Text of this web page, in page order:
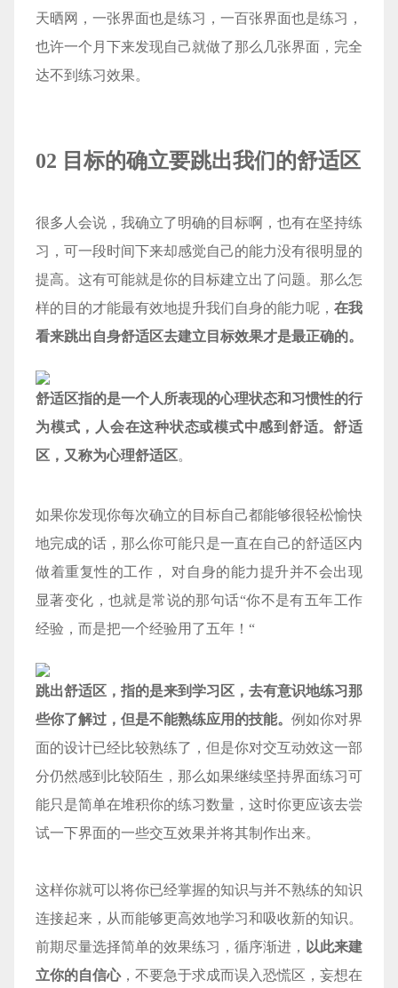
天晒网，一张界面也是练习，一百张界面也是练习，
也许一个月下来发现自己就做了那么几张界面，完全
达不到练习效果。
02 目标的确立要跳出我们的舒适区
很多人会说，我确立了明确的目标啊，也有在坚持练
习，可一段时间下来却感觉自己的能力没有很明显的
提高。这有可能就是你的目标建立出了问题。那么怎
样的目的才能最有效地提升我们自身的能力呢， 在我
看来跳出自身舒适区去建立目标效果才是最正确的。
舒适区指的是一个人所表现的心理状态和习惯性的行
为模式，人会在这种状态或模式中感到舒适。舒适
区，又称为心理舒适区。
如果你发现你每次确立的目标自己都能够很轻松愉快
地完成的话，那么你可能只是一直在自己的舒适区内
做着重复性的工作， 对自身的能力提升并不会出现
显著变化，也就是常说的那句话“你不是有五年工作
经验，而是把一个经验用了五年！“
跳出舒适区，指的是来到学习区，去有意识地练习那
些你了解过，但是不能熟练应用的技能。 例如你对界
面的设计已经比较熟练了，但是你对交互动效这一部
分仍然感到比较陌生，那么如果继续坚持界面练习可
能只是简单在堆积你的练习数量，这时你更应该去尝
试一下界面的一些交互效果并将其制作出来。
这样你就可以将你已经掌握的知识与并不熟练的知识
连接起来，从而能够更高效地学习和吸收新的知识。
前期尽量选择简单的效果练习，循序渐进， 以此来建
立你的自信心，不要急于求成而误入恐慌区，妄想在